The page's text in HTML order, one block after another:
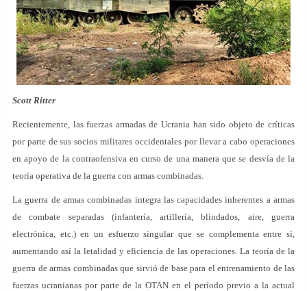
Scott Ritter
Recientemente, las fuerzas armadas de Ucrania han sido objeto de críticas
por parte de sus socios militares occidentales por llevar a cabo operaciones
en apoyo de la contraofensiva en curso de una manera que se desvía de la
teoría operativa de la guerra con armas combinadas.
La guerra de armas combinadas integra las capacidades inherentes a armas
de combate separadas (infantería, artillería, blindados, aire, guerra
electrónica, etc.) en un esfuerzo singular que se complementa entre sí,
aumentando así la letalidad y eficiencia de las operaciones. La teoría de la
guerra de armas combinadas que sirvió de base para el entrenamiento de las
fuerzas ucranianas por parte de la OTAN en el período previo a la actual